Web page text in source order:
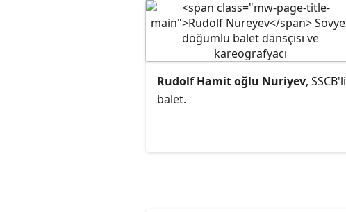
Rudolf Hamit oğlu Nuriyev, SSCB'li
balet.